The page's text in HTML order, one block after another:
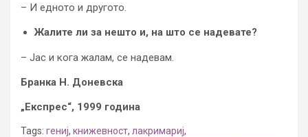
– И едното и другото.
Жалите ли за нешто и, на што се надевате?
– Јас и кога жалам, се надевам.
Бранка Н. Доневска
„Експрес“, 1999 година
Tags: гениј, книжевност, лакримариј,